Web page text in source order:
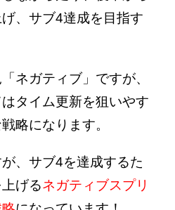
、サブ4達成を目指す
ネガティブ」ですが、
タイム更新を狙いやす
略になります。
、サブ4を達成するた
げるネガティブスプリ